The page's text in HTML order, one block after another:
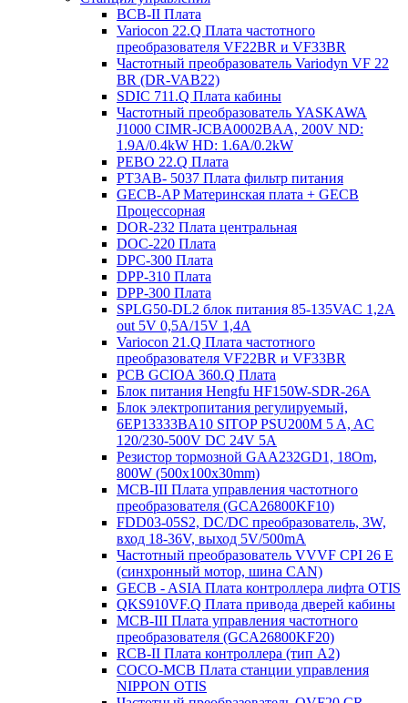
BCB-II Плата
Variocon 22.Q Плата частотного
преобразователя VF22BR и VF33BR
Частотный преобразователь Variodyn VF 22
BR (DR-VAB22)
SDIC 711.Q Плата кабины
Частотный преобразователь YASKAWA
J1000 CIMR-JCBA0002BAA, 200V ND:
1.9A/0.4kW HD: 1.6A/0.2kW
PEBO 22.Q Плата
РТ3АВ- 5037 Плата фильтр питания
GECB-AP Материнская плата + GECB
Процессорная
DOR-232 Плата центральная
DOC-220 Плата
DPC-300 Плата
DPP-310 Плата
DPP-300 Плата
SPLG50-DL2 блок питания 85-135VAC 1,2А
out 5V 0,5А/15V 1,4А
Variocon 21.Q Плата частотного
преобразователя VF22BR и VF33BR
PCB GCIOA 360.Q Плата
Блок питания Hengfu HF150W-SDR-26A
Блок электропитания регулируемый,
6EP13333BA10 SITOP PSU200M 5 A, AC
120/230-500V DC 24V 5A
Резистор тормозной GAA232GD1, 18Om,
800W (500x100x30mm)
MCB-III Плата управления частотного
преобразователя (GCA26800KF10)
FDD03-05S2, DC/DC преобразователь, 3W,
вход 18-36V, выход 5V/500mA
Частотный преобразователь VVVF CPI 26 E
(синхронный мотор, шина CAN)
GECB - ASIA Плата контроллера лифта OTIS
QKS910VF.Q Плата привода дверей кабины
MCB-III Плата управления частотного
преобразователя (GCA26800KF20)
RCB-II Плата контроллера (тип A2)
COCO-MCB Плата станции управления
NIPPON OTIS